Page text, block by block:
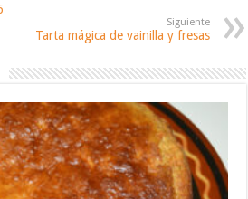
Siguiente
Tarta mágica de vainilla y fresas